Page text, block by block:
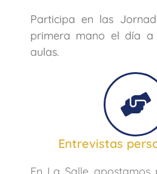
Participa en las
primera mano el día a
aulas.
Entrevistas